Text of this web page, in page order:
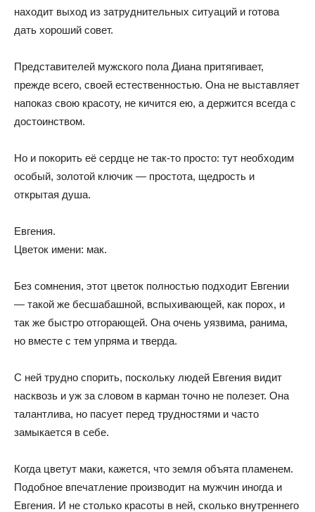
находит выход из затруднительных ситуаций и готова
дать хороший совет.
Представителей мужского пола Диана притягивает,
прежде всего, своей естественностью. Она не выставляет
напоказ свою красоту, не кичится ею, а держится всегда с
достоинством.
Но и покорить её сердце не так-то просто: тут необходим
особый, золотой ключик — простота, щедрость и
открытая душа.
Евгения.
Цветок имени: мак.
Без сомнения, этот цветок полностью подходит Евгении
— такой же бесшабашной, вспыхивающей, как порох, и
так же быстро отгорающей. Она очень уязвима, ранима,
но вместе с тем упряма и тверда.
С ней трудно спорить, поскольку людей Евгения видит
насквозь и уж за словом в карман точно не полезет. Она
талантлива, но пасует перед трудностями и часто
замыкается в себе.
Когда цветут маки, кажется, что земля объята пламенем.
Подобное впечатление производит на мужчин иногда и
Евгения. И не столько красоты в ней, сколько внутреннего